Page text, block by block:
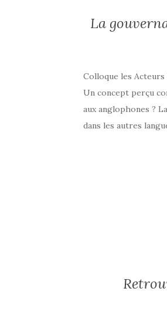
La
Colloque les Acteurs
Un concept perçu
aux anglophones ?
dans les autres